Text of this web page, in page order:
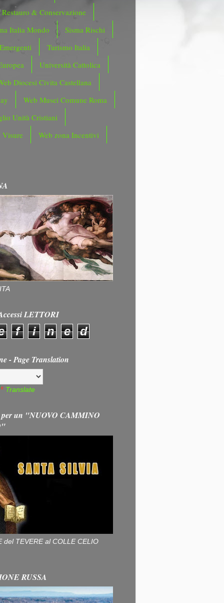
Restauro & Conservazione
Italia Mondo
Sisma Rischi
Turismo Italia
Università Cattolica
Diocesi Civita Castellana
Web Musei Comune Roma
Unità Cristiani
Visure
Web zona Incentivi
LETTORI
f i n e d
- Page Translation
Translate
per un "NUOVO CAMMINO
del TEVERE al COLLE CELIO
RUSSA